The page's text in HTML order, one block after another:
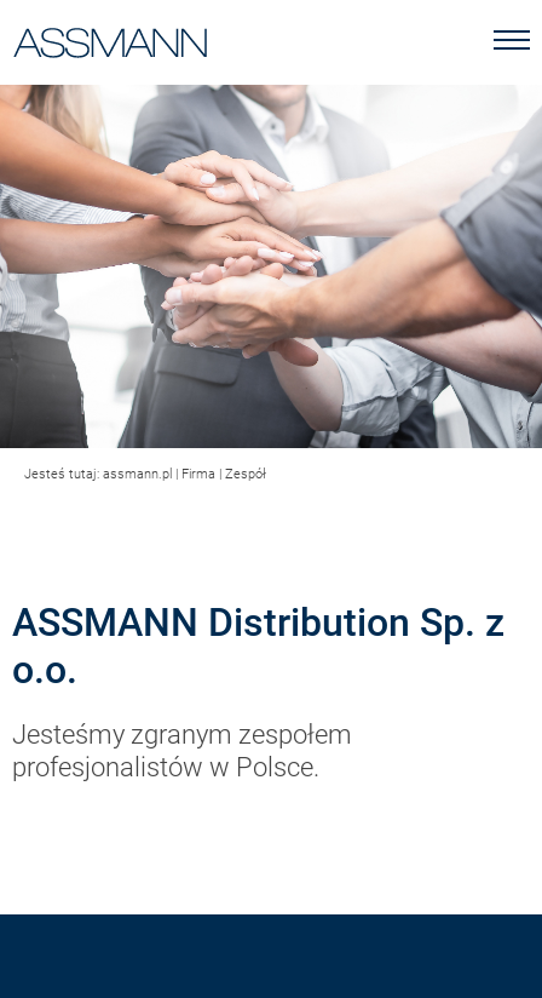
Jesteś tutaj: assmann.pl | Firma | Zespół
ASSMANN Distribution Sp. z
o.o.
Jesteśmy zgranym zespołem
profesjonalistów w Polsce.